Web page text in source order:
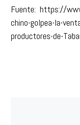
Fuente: https://
chino-golpea-la-
productores-de-